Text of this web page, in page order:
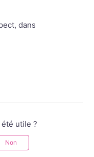
dans
utile ?